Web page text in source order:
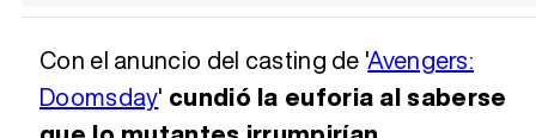
Con el anuncio del casting de 'Avengers:
Doomsday' cundió la euforia al saberse